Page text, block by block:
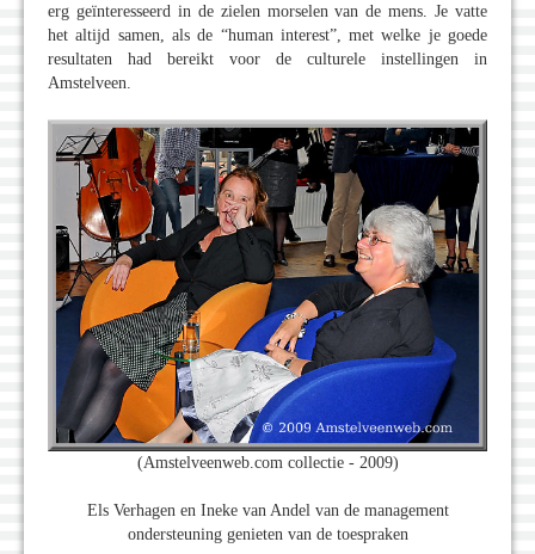
erg geïnteresseerd in de zielen morselen van de mens. Je vatte
het altijd samen, als de “human interest”, met welke je goede
resultaten had bereikt voor de culturele instellingen in
Amstelveen.
(Amstelveenweb.com collectie - 2009)
Els Verhagen en Ineke van Andel van de management
ondersteuning genieten van de toespraken